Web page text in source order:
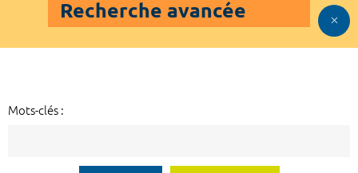
Recherche avancée
Mots-clés :